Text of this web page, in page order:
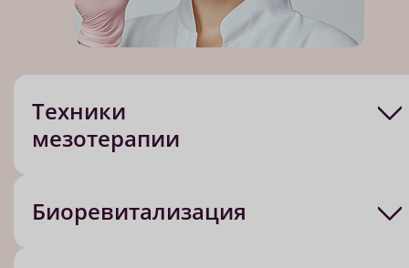
Техники
мезотерапии
Биоревитализация